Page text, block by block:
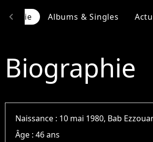
Albums & Singles
chevron_left
Biographie
Naissance : 10 mai 1980, Bab
Âge :46 ans